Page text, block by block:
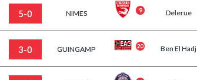
5-0 NIMES 9 Delerue
3-0 GUINGAMP 20 Ben El Hadj